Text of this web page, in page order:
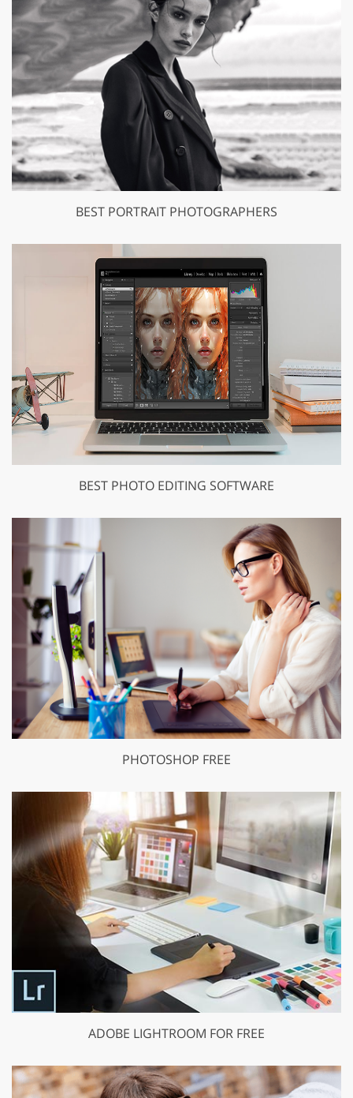
BEST PORTRAIT PHOTOGRAPHERS
BEST PHOTO EDITING SOFTWARE
PHOTOSHOP FREE
ADOBE LIGHTROOM FOR FREE